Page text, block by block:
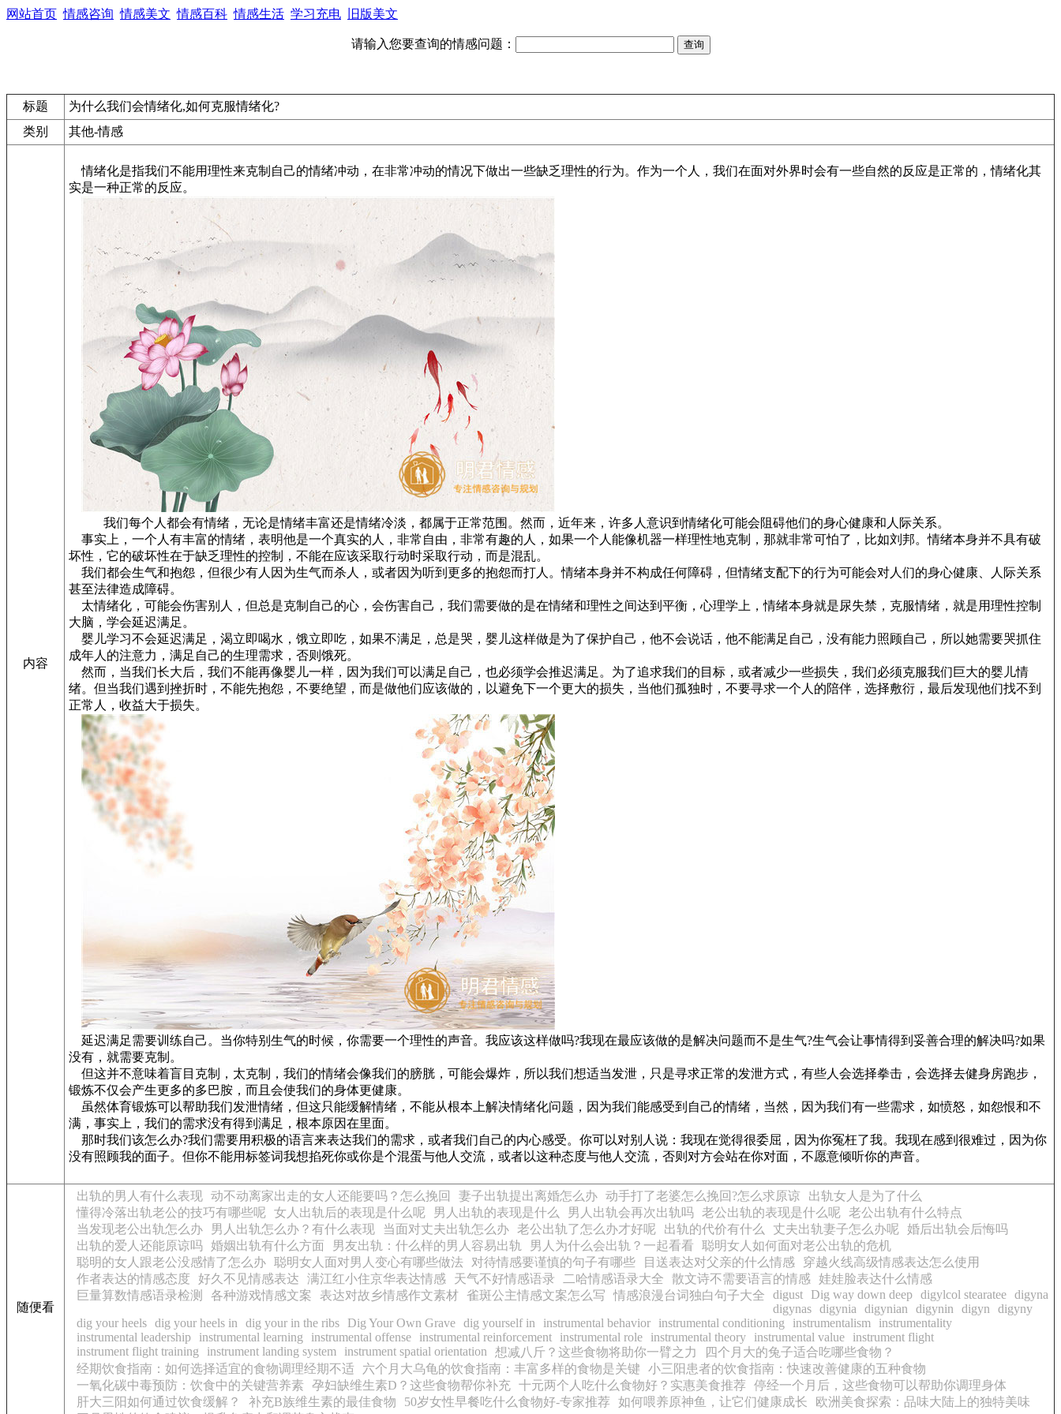
网站首页 情感咨询 情感美文 情感百科 情感生活 学习充电 旧版美文
请输入您要查询的情感问题：
标题
为什么我们会情绪化,如何克服情绪化?
类别
其他-情感
内容
情绪化是指我们不能用理性来克制自己的情绪冲动，在非常冲动的情况下做出一些缺乏理性的行为。作为一个人，我们在面对外界时会有一些自然的反应是正常的，情绪化其
实是一种正常的反应。
我们每个人都会有情绪，无论是情绪丰富还是情绪冷淡，都属于正常范围。然而，近年来，许多人意识到情绪化可能会阻碍他们的身心健康和人际关系。
事实上，一个人有丰富的情绪，表明他是一个真实的人，非常自由，非常有趣的人，如果一个人能像机器一样理性地克制，那就非常可怕了，比如刘邦。情绪本身并不具有破
坏性，它的破坏性在于缺乏理性的控制，不能在应该采取行动时采取行动，而是混乱。
我们都会生气和抱怨，但很少有人因为生气而杀人，或者因为听到更多的抱怨而打人。情绪本身并不构成任何障碍，但情绪支配下的行为可能会对人们的身心健康、人际关系
甚至法律造成障碍。
太情绪化，可能会伤害别人，但总是克制自己的心，会伤害自己，我们需要做的是在情绪和理性之间达到平衡，心理学上，情绪本身就是尿失禁，克服情绪，就是用理性控制
大脑，学会延迟满足。
婴儿学习不会延迟满足，渴立即喝水，饿立即吃，如果不满足，总是哭，婴儿这样做是为了保护自己，他不会说话，他不能满足自己，没有能力照顾自己，所以她需要哭抓住
成年人的注意力，满足自己的生理需求，否则饿死。
然而，当我们长大后，我们不能再像婴儿一样，因为我们可以满足自己，也必须学会推迟满足。为了追求我们的目标，或者减少一些损失，我们必须克服我们巨大的婴儿情
绪。但当我们遇到挫折时，不能先抱怨，不要绝望，而是做他们应该做的，以避免下一个更大的损失，当他们孤独时，不要寻求一个人的陪伴，选择敷衍，最后发现他们找不到
正常人，收益大于损失。
延迟满足需要训练自己。当你特别生气的时候，你需要一个理性的声音。我应该这样做吗?我现在最应该做的是解决问题而不是生气?生气会让事情得到妥善合理的解决吗?如果
没有，就需要克制。
但这并不意味着盲目克制，太克制，我们的情绪会像我们的膀胱，可能会爆炸，所以我们想适当发泄，只是寻求正常的发泄方式，有些人会选择拳击，会选择去健身房跑步，
锻炼不仅会产生更多的多巴胺，而且会使我们的身体更健康。
虽然体育锻炼可以帮助我们发泄情绪，但这只能缓解情绪，不能从根本上解决情绪化问题，因为我们能感受到自己的情绪，当然，因为我们有一些需求，如愤怒，如怨恨和不
满，事实上，我们的需求没有得到满足，根本原因在里面。
那时我们该怎么办?我们需要用积极的语言来表达我们的需求，或者我们自己的内心感受。你可以对别人说：我现在觉得很委屈，因为你冤枉了我。我现在感到很难过，因为你
没有照顾我的面子。但你不能用标签词我想掐死你或你是个混蛋与他人交流，或者以这种态度与他人交流，否则对方会站在你对面，不愿意倾听你的声音。
随便看
出轨的男人有什么表现 动不动离家出走的女人还能要吗？怎么挽回 妻子出轨提出离婚怎么办 动手打了老婆怎么挽回?怎么求原谅
出轨女人是为了什么
懂得冷落出轨老公的技巧有哪些呢 女人出轨后的表现是什么呢 男人出轨的表现是什么 男人出轨会再次出轨吗 老公出轨的表现是什么呢 老公出轨有什么特点
当发现老公出轨怎么办
男人出轨怎么办？有什么表现 当面对丈夫出轨怎么办 老公出轨了怎么办才好呢 出轨的代价有什么 丈夫出轨妻子怎么办呢 婚后出轨会后悔吗
出轨的爱人还能原谅吗 婚姻出轨有什么方面 男友出轨：什么样的男人容易出轨 男人为什么会出轨？一起看看
聪明女人如何面对老公出轨的危机
聪明的女人跟老公没感情了怎么办 聪明女人面对男人变心有哪些做法 对待情感要谨慎的句子有哪些 目送表达对父亲的什么情感
穿越火线高级情感表达怎么使用
作者表达的情感态度
好久不见情感表达 满江红小住京华表达情感 天气不好情感语录 二哈情感语录大全 散文诗不需要语言的情感
娃娃脸表达什么情感
巨量算数情感语录检测
各种游戏情感文案 表达对故乡情感作文素材 雀斑公主情感文案怎么写 情感浪漫台词独白句子大全 digust Dig way down deep digylcol stearatee digyna
digynas digynia digynian digynin digyn
digyny
dig your heels dig your heels in dig your in the ribs Dig Your Own Grave dig yourself in instrumental behavior instrumental conditioning instrumentalism
instrumentality
instrumental leadership
instrumental learning instrumental offense instrumental reinforcement instrumental role instrumental theory instrumental value
instrument flight
instrument flight training
instrument landing system instrument spatial orientation 想减八斤？这些食物将助你一臂之力
四个月大的兔子适合吃哪些食物？
经期饮食指南：如何选择适宜的食物调理经期不适
六个月大乌龟的饮食指南：丰富多样的食物是关键
小三阳患者的饮食指南：快速改善健康的五种食物
一氧化碳中毒预防：饮食中的关键营养素 孕妇缺维生素D？这些食物帮你补充 十元两个人吃什么食物好？实惠美食推荐
停经一个月后，这些食物可以帮助你调理身体
肝大三阳如何通过饮食缓解？
补充B族维生素的最佳食物 50岁女性早餐吃什么食物好-专家推荐 如何喂养原神鱼，让它们健康成长
欧洲美食探索：品味大陆上的独特美味